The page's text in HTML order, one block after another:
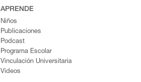
APRENDE
Niños
Publicaciones
Podcast
Programa Escolar
Vinculación Universitaria
Videos